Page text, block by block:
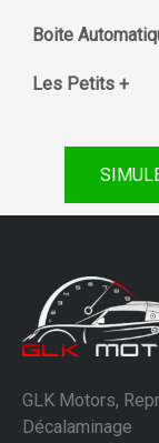
Boite
Les Petits +
GLK Motors,
Décalaminage